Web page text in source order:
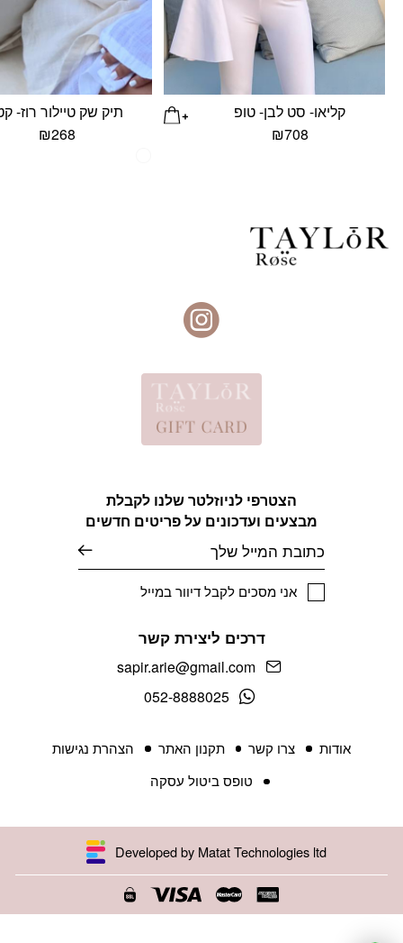
קליאו- סט לבן- טופ
₪708
תיק שק טיילור רוז-
₪268
הצטרפי לניוזלטר שלנו לקבלת
מבצעים ועדכונים על פריטים חדשים
אני מסכים לקבל דיוור במייל
דרכים ליצירת קשר
sapir.arie@gmail.com
052-8888025
אודות צרו קשר תקנון האתר
הצהרת נגישות
טופס ביטול עסקה
Developed by Matat Technologies ltd